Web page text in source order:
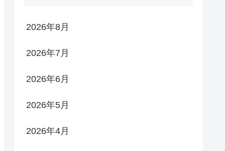
2026年8月
2026年7月
2026年6月
2026年5月
2026年4月